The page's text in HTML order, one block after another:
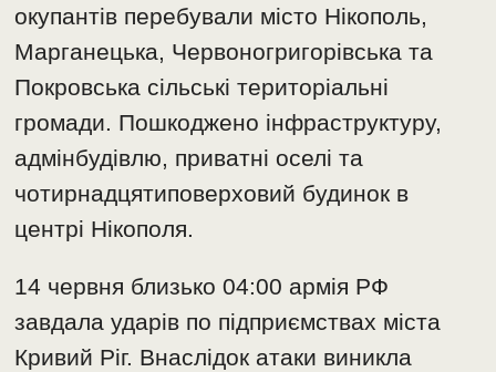
окупантів перебували місто Нікополь,
Марганецька, Червоногригорівська та
Покровська сільські територіальні
громади. Пошкоджено інфраструктуру,
адмінбудівлю, приватні оселі та
чотирнадцятиповерховий будинок в
центрі Нікополя.
14 червня близько 04:00 армія РФ
завдала ударів по підприємствах міста
Кривий Ріг. Внаслідок атаки виникла